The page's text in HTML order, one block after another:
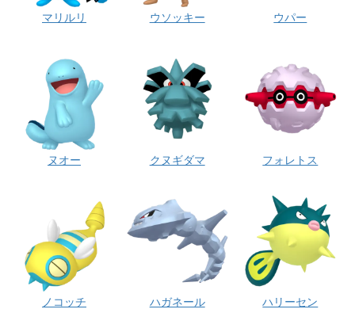
マリルリ ウソッキー ウパー
ヌオー クヌギダマ フォレトス
ノコッチ ハガネール ハリーセン